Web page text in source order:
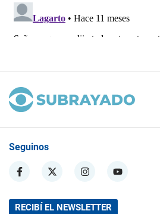
Seguinos
RECIBÍ EL NEWSLETTER